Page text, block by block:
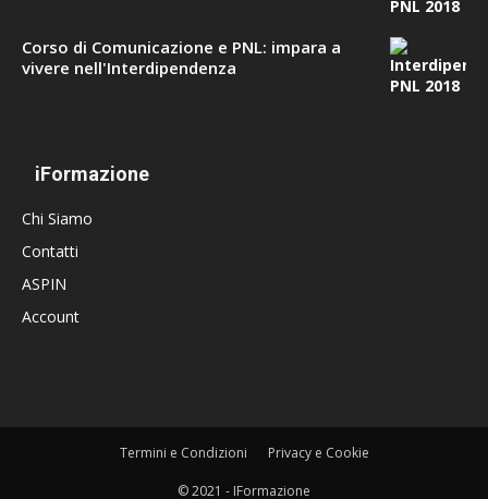
Corso di Comunicazione e PNL: impara a
vivere nell'Interdipendenza
iFormazione
Chi Siamo
Contatti
ASPIN
Account
Termini e Condizioni Privacy e Cookie
© 2021 - IFormazione